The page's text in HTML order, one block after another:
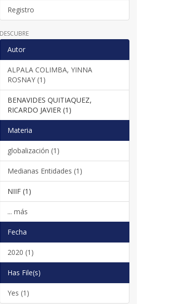
Registro
DESCUBRE
Autor
ALPALA COLIMBA, YINNA
ROSNAY (1)
BENAVIDES QUITIAQUEZ,
RICARDO JAVIER (1)
Materia
globalización (1)
Medianas Entidades (1)
NIIF (1)
... más
Fecha
2020 (1)
Has File(s)
Yes (1)